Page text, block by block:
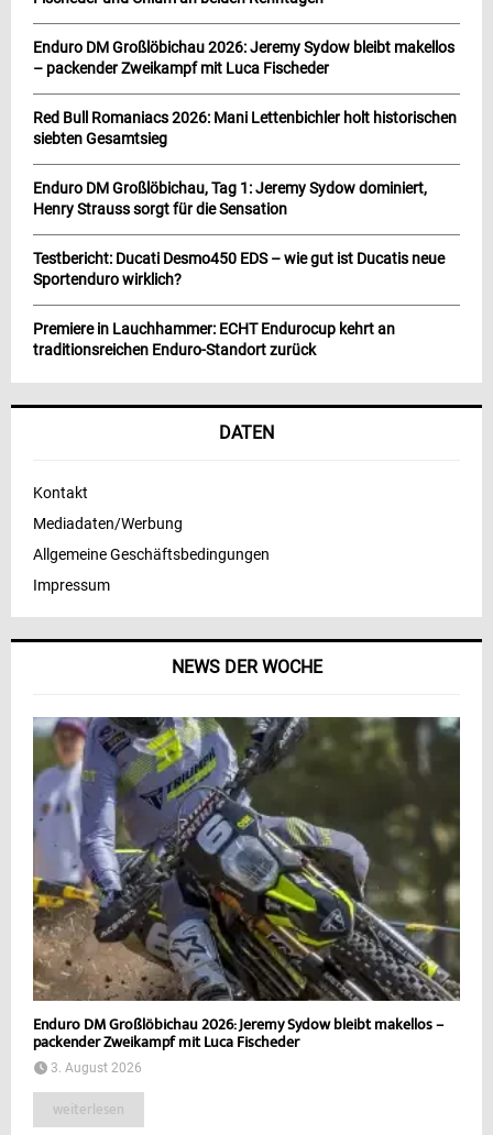
NEWS DER WOCHE
Enduro DM Großlöbichau 2026: Jeremy Sydow bleibt makellos –
packender Zweikampf mit Luca Fischeder
3. August 2026
weiterlesen
Enduro DM Großlöbichau 2026: Jeremy Sydow bleibt makellos
– packender Zweikampf mit Luca Fischeder
Red Bull Romaniacs 2026: Mani Lettenbichler holt historischen
siebten Gesamtsieg
Enduro DM Großlöbichau, Tag 1: Jeremy Sydow dominiert,
Henry Strauss sorgt für die Sensation
Testbericht: Ducati Desmo450 EDS – wie gut ist Ducatis neue
Sportenduro wirklich?
Premiere in Lauchhammer: ECHT Endurocup kehrt an
traditionsreichen Enduro-Standort zurück
DATEN
Kontakt
Mediadaten/Werbung
Allgemeine Geschäftsbedingungen
Impressum